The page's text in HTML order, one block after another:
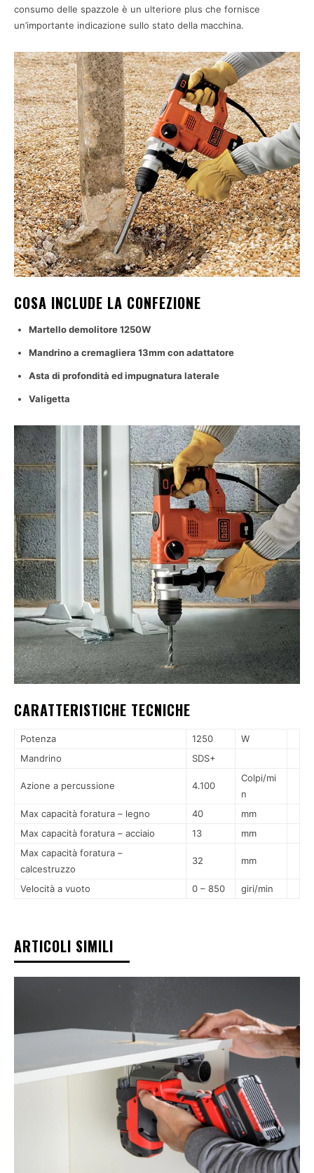
consumo delle spazzole è un ulteriore plus che fornisce
un’importante indicazione sullo stato della macchina.
COSA INCLUDE LA CONFEZIONE
Martello demolitore 1250W
Mandrino a cremagliera 13mm con adattatore
Asta di profondità ed impugnatura laterale
Valigetta
CARATTERISTICHE TECNICHE
Potenza 1250
W
Mandrino
SDS+
Azione a percussione 4.100
Colpi/mi
n
Max capacità foratura – legno
40
mm
Max capacità foratura – acciaio
13
mm
Max capacità foratura –
calcestruzzo
32 mm
Velocità a vuoto 0 – 850 giri/min
ARTICOLI SIMILI